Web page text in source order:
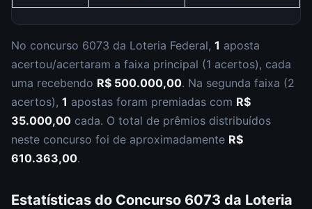
No concurso 6073 da Loteria Federal, 1 aposta
acertou/acertaram a faixa principal (1 acertos), cada
uma recebendo R$ 500.000,00. Na segunda faixa (2
acertos), 1 apostas foram premiadas com R$
35.000,00 cada. O total de prêmios distribuídos
neste concurso foi de aproximadamente R$
610.363,00.
Estatísticas do Concurso 6073 da Loteria